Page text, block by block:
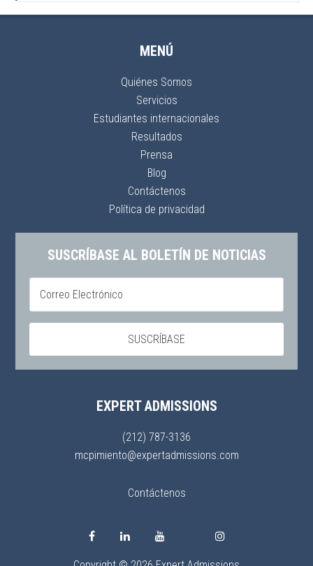
MENÚ
Quiénes Somos
Servicios
Estudiantes internacionales
Resultados
Prensa
Blog
Contáctenos
Política de privacidad
SUSCRÍBASE AL BOLETÍN DE NOTICIAS
EXPERT ADMISSIONS
(212) 787-3136
mcpimiento@expertadmissions.com
Contáctenos